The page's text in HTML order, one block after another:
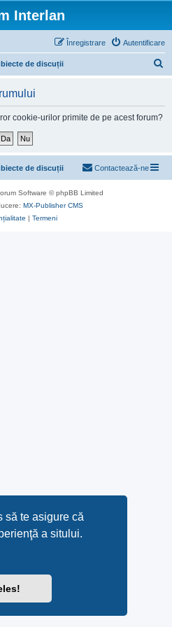
să te asigure că
a sitului.
Interlan
Autentificare
Înregistrare
de discuții
cookie-urilor primite de pe acest forum?
de discuții Contactează-ne
Software © phpBB Limited
MX-Publisher CMS
| Termeni